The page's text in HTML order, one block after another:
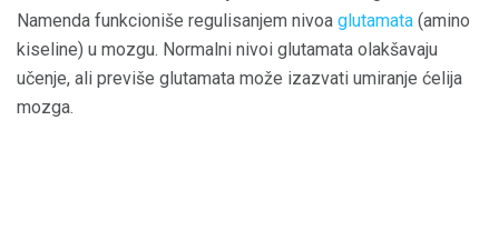
Namenda funkcioniše regulisanjem nivoa glutamata (amino
kiseline) u mozgu. Normalni nivoi glutamata olakšavaju
učenje, ali previše glutamata može izazvati umiranje ćelija
mozga.